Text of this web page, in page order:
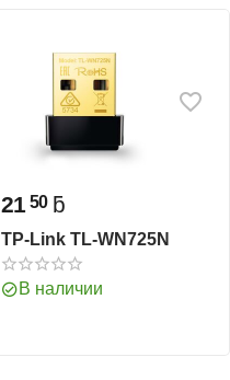
21 50 ƃ
TP-Link TL-WN725N
В наличии